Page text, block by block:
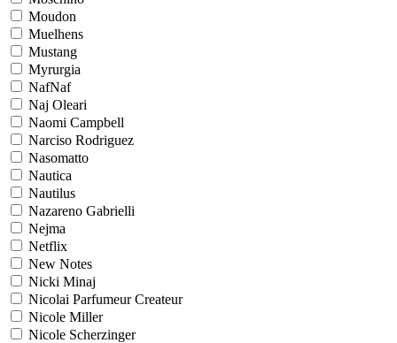
Moudon
Muelhens
Mustang
Myrurgia
NafNaf
Naj Oleari
Naomi Campbell
Narciso Rodriguez
Nasomatto
Nautica
Nautilus
Nazareno Gabrielli
Nejma
Netflix
New Notes
Nicki Minaj
Nicolai Parfumeur Createur
Nicole Miller
Nicole Scherzinger